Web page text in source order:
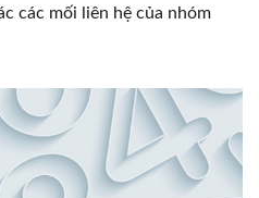
các mối liên hệ của nhóm